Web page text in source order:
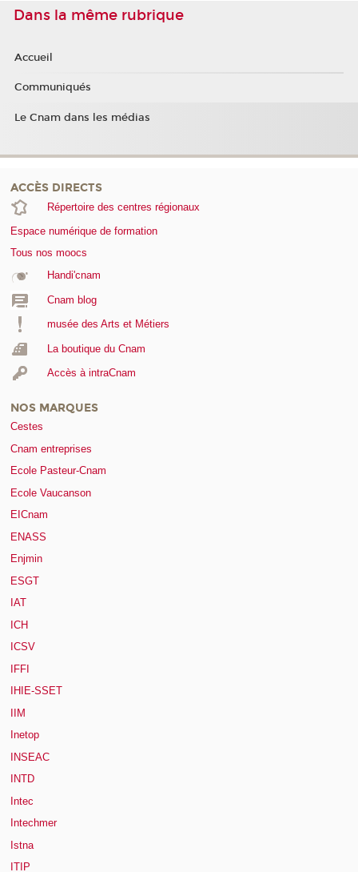
Dans la même rubrique
Accueil
Communiqués
Le Cnam dans les médias
ACCÈS DIRECTS
Répertoire des centres régionaux
Espace numérique de formation
Tous nos moocs
Handi'cnam
Cnam blog
musée des Arts et Métiers
La boutique du Cnam
Accès à intraCnam
NOS MARQUES
Cestes
Cnam entreprises
Ecole Pasteur-Cnam
Ecole Vaucanson
EICnam
ENASS
Enjmin
ESGT
IAT
ICH
ICSV
IFFI
IHIE-SSET
IIM
Inetop
INSEAC
INTD
Intec
Intechmer
Istna
ITIP